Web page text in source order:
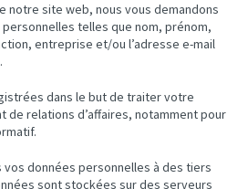
notre site web, nous vous demandons
telles que nom, prénom,
entreprise et/ou l’adresse e-mail
dans le but de traiter votre
de relations d’affaires, notamment pour
données personnelles à des tiers
sont stockées sur des serveurs